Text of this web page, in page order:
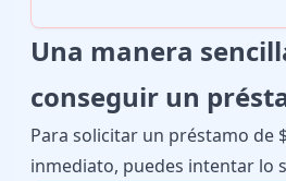
Una manera
conseguir un
Para solicitar un préstamo de
inmediato, puedes intentar lo